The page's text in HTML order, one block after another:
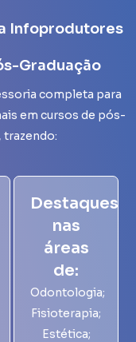
Infoprodutores
Graduação
completa para
em cursos de pós-
trazendo:
Destaques
nas
áreas
de:
Odontologia;
Fisioterapia;
Estética;